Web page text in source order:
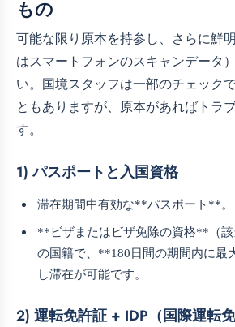
もの
可能な限り原本を持参し、さらに鮮
はスマートフォンのスキャンデータ
い。国境スタッフは一部のチェック
ともありますが、原本があればトラ
す。
1) パスポートと入国資格
滞在期間中有効な**パスポート**。
**ビザまたはビザ免除の資格**（該
の国籍で、**180日間の期間内に最
し滞在が可能です。
2) 運転免許証 + IDP（国際運転免